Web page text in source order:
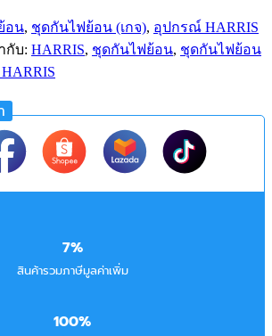
อน, ชุดกันไฟย้อน (เกจ), อุปกรณ์ HARRIS
กับ: HARRIS, ชุดกันไฟย้อน, ชุดกันไฟย้อน
7%
สินค้ารวมภาษีมูลค่าเพิ่ม
100%